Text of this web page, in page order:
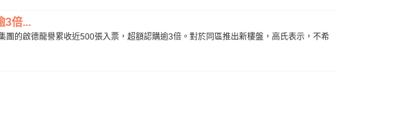
3倍...
團的啟德龍譽累收近500張入票，超額認購逾3倍。對於同區推出新樓盤，高氏表示，不希